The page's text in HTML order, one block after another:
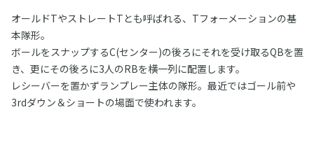
オールドTやストレートTとも呼ばれる、Tフォーメーションの基
本隊形。
ボールをスナップするC(センター)の後ろにそれを受け取るQBを置
き、更にその後ろに3人のRBを横一列に配置します。
レシーバーを置かずランプレー主体の隊形。最近ではゴール前や
3rdダウン＆ショートの場面で使われます。